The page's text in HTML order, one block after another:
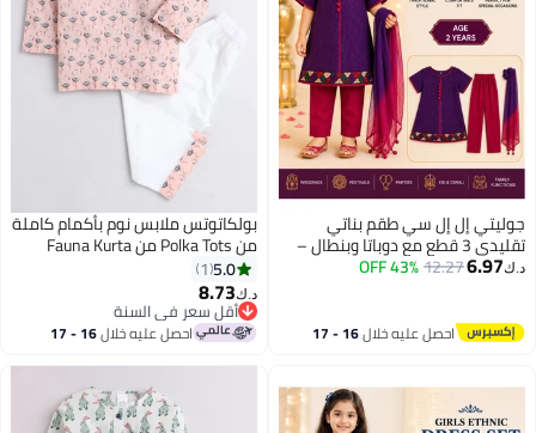
جوليتي إل إل سي طقم بناتي
تقليدي 3 قطع مع دوباتا وبنطال –
بنفسجي وماروني مطرز للحفلات
د.ك‏6.97
12.27
43% OFF
احصل عليه خلال 16 - 17
6
بولكاتوتس ملابس نوم بأكمام كاملة
من Polka Tots من Fauna Kurta
Pyjama - لون الخوخ
5.0
1
د.ك‏8.73
أقل سعر في السنة
أقل سعر في السنة
احصل عليه خلال 16 - 17